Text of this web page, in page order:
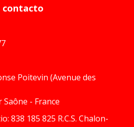
contacto
Poitevin (Avenue des
Saône - France
838 185 825 R.C.S. Chalon-